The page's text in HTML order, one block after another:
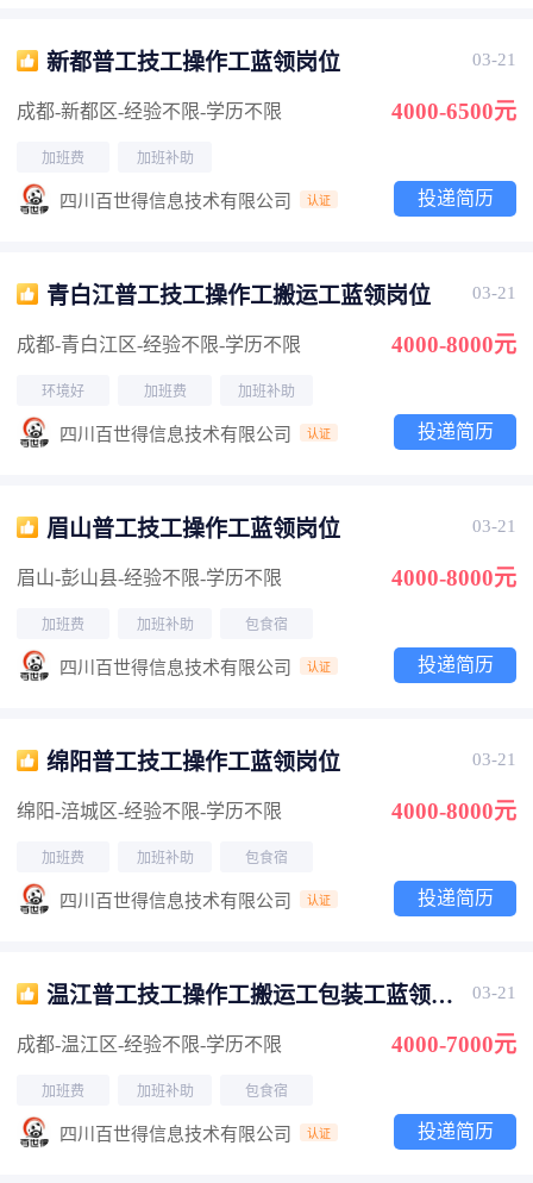
新都普工技工操作工蓝领岗位 03-21
成都-新都区-经验不限-学历不限 4000-6500元
加班费 加班补助
四川百世得信息技术有限公司 认证 投递简历
青白江普工技工操作工搬运工蓝领岗位 03-21
成都-青白江区-经验不限-学历不限 4000-8000元
环境好 加班费 加班补助
四川百世得信息技术有限公司 认证 投递简历
眉山普工技工操作工蓝领岗位 03-21
眉山-彭山县-经验不限-学历不限 4000-8000元
加班费 加班补助 包食宿
四川百世得信息技术有限公司 认证 投递简历
绵阳普工技工操作工蓝领岗位 03-21
绵阳-涪城区-经验不限-学历不限 4000-8000元
加班费 加班补助 包食宿
四川百世得信息技术有限公司 认证 投递简历
温江普工技工操作工搬运工包装工蓝领岗
03-21
成都-温江区-经验不限-学历不限 4000-7000元
加班费 加班补助 包食宿
四川百世得信息技术有限公司 认证 投递简历